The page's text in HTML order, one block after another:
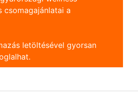
csomagajánlatai a
letöltésével gyorsan